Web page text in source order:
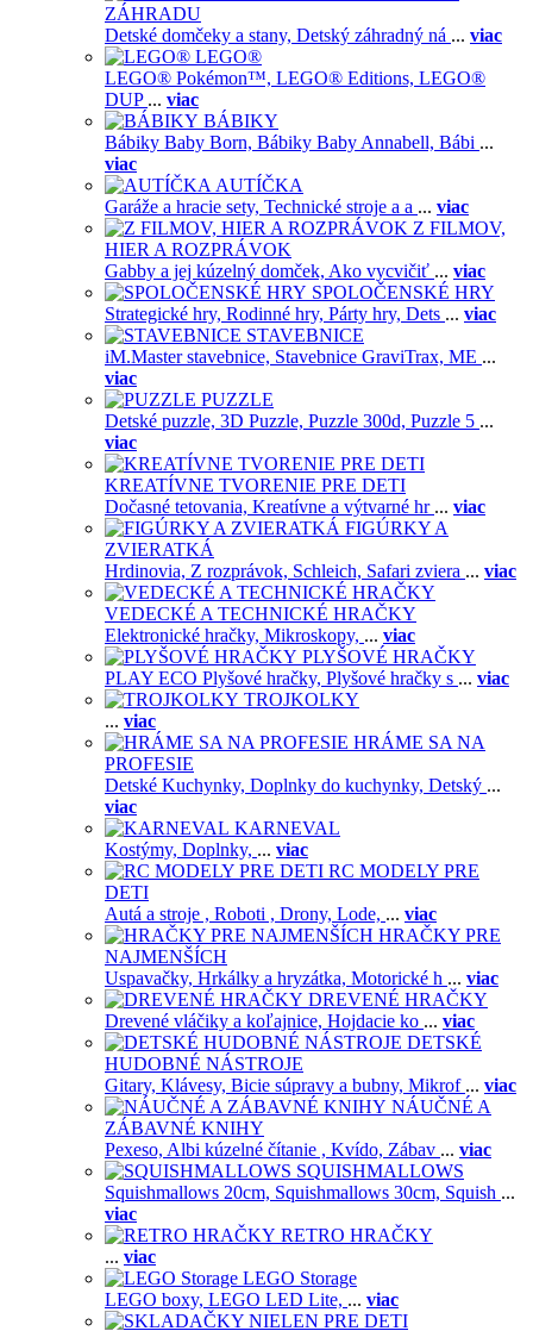
ZÁHRADU
Detské domčeky a stany, Detský záhradný ná ... viac
LEGO®
LEGO® Pokémon™, LEGO® Editions, LEGO®
DUP ... viac
BÁBIKY
Bábiky Baby Born, Bábiky Baby Annabell, Bábi ...
viac
AUTÍČKA
Garáže a hracie sety, Technické stroje a a ... viac
Z FILMOV,
HIER A ROZPRÁVOK
Gabby a jej kúzelný domček, Ako vycvičiť ... viac
SPOLOČENSKÉ HRY
Strategické hry, Rodinné hry, Párty hry, Dets ... viac
STAVEBNICE
iM.Master stavebnice, Stavebnice GraviTrax, ME ...
viac
PUZZLE
Detské puzzle, 3D Puzzle, Puzzle 300d, Puzzle 5 ...
viac
KREATÍVNE TVORENIE PRE DETI
Dočasné tetovania, Kreatívne a výtvarné hr ... viac
FIGÚRKY A
ZVIERATKÁ
Hrdinovia, Z rozprávok, Schleich, Safari zviera ... viac
VEDECKÉ A TECHNICKÉ HRAČKY
Elektronické hračky, Mikroskopy, ... viac
PLYŠOVÉ HRAČKY
PLAY ECO Plyšové hračky, Plyšové hračky s ... viac
TROJKOLKY
... viac
HRÁME SA NA
PROFESIE
Detské Kuchynky, Doplnky do kuchynky, Detský ...
viac
KARNEVAL
Kostýmy, Doplnky, ... viac
RC MODELY PRE
DETI
Autá a stroje , Roboti , Drony, Lode, ... viac
HRAČKY PRE
NAJMENŠÍCH
Uspavačky, Hrkálky a hryzátka, Motorické h ... viac
DREVENÉ HRAČKY
Drevené vláčiky a koľajnice, Hojdacie ko ... viac
DETSKÉ
HUDOBNÉ NÁSTROJE
Gitary, Klávesy, Bicie súpravy a bubny, Mikrof ... viac
NÁUČNÉ A
ZÁBAVNÉ KNIHY
Pexeso, Albi kúzelné čítanie , Kvído, Zábav ... viac
SQUISHMALLOWS
Squishmallows 20cm, Squishmallows 30cm, Squish ...
viac
RETRO HRAČKY
... viac
LEGO Storage
LEGO boxy, LEGO LED Lite, ... viac